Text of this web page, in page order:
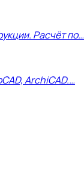
Расчёт по…
ArchiCAD.…